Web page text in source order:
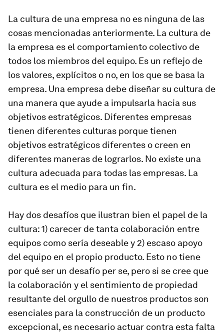
La cultura de una empresa no es ninguna de las
cosas mencionadas anteriormente. La cultura de
la empresa es el comportamiento colectivo de
todos los miembros del equipo. Es un reflejo de
los valores, explícitos o no, en los que se basa la
empresa. Una empresa debe diseñar su cultura de
una manera que ayude a impulsarla hacia sus
objetivos estratégicos. Diferentes empresas
tienen diferentes culturas porque tienen
objetivos estratégicos diferentes o creen en
diferentes maneras de lograrlos. No existe una
cultura adecuada para todas las empresas. La
cultura es el medio para un fin.
Hay dos desafíos que ilustran bien el papel de la
cultura: 1) carecer de tanta colaboración entre
equipos como sería deseable y 2) escaso apoyo
del equipo en el propio producto. Esto no tiene
por qué ser un desafío per se, pero si se cree que
la colaboración y el sentimiento de propiedad
resultante del orgullo de nuestros productos son
esenciales para la construcción de un producto
excepcional, es necesario actuar contra esta falta